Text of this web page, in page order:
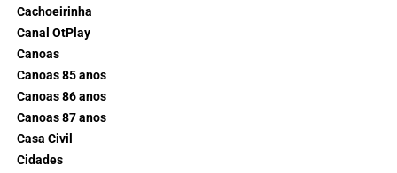
Cachoeirinha
Canal OtPlay
Canoas
Canoas 85 anos
Canoas 86 anos
Canoas 87 anos
Casa Civil
Cidades